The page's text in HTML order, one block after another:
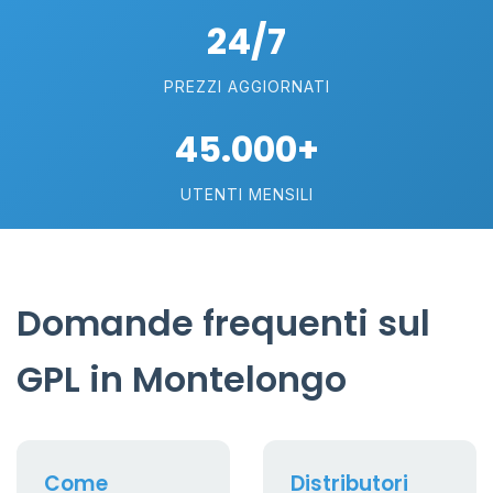
24/7
PREZZI AGGIORNATI
45.000+
UTENTI MENSILI
Domande frequenti sul
GPL in Montelongo
Come Distributori